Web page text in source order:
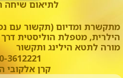
מתקשרת ומדיום (תקשור עם
הילרית, מטפלת הוליסטית
מורה לתטא הילינג ותקשור
לתיאום שיחה
3612221
קרן אלקובי